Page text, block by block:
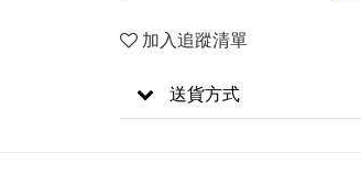
加入追蹤清單
送貨方式